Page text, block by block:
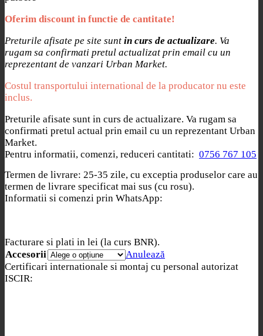
Oferim discount in functie de cantitate!
Preturile afisate pe site sunt in curs de actualizare. Va
rugam sa confirmati pretul actualizat prin email cu un
reprezentant de vanzari Urban Market.
Costul transportului international de la producator nu este
inclus.
Preturile afisate sunt in curs de actualizare. Va rugam sa
confirmati pretul actual prin email cu un reprezentant Urban
Market.
Pentru informatii, comenzi, reduceri cantitati: 0756 767 105
Termen de livrare: 25-35 zile, cu exceptia produselor care au
termen de livrare specificat mai sus (cu rosu).
Informatii si comenzi prin WhatsApp:
Facturare si plati in lei (la curs BNR).
Accesorii
Anulează
Certificari internationale si montaj cu personal autorizat
ISCIR: